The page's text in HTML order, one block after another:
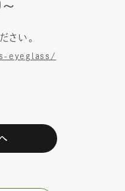
〜
さい。
eyeglass/